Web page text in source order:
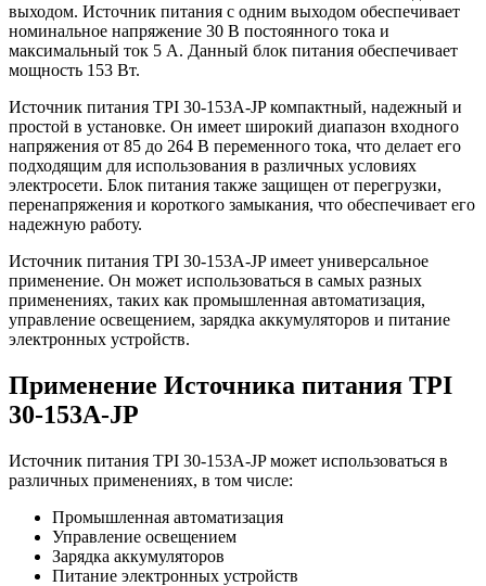
выходом. Источник питания с одним выходом обеспечивает
номинальное напряжение 30 В постоянного тока и
максимальный ток 5 А. Данный блок питания обеспечивает
мощность 153 Вт.
Источник питания TPI 30-153A-JP компактный, надежный и
простой в установке. Он имеет широкий диапазон входного
напряжения от 85 до 264 В переменного тока, что делает его
подходящим для использования в различных условиях
электросети. Блок питания также защищен от перегрузки,
перенапряжения и короткого замыкания, что обеспечивает его
надежную работу.
Источник питания TPI 30-153A-JP имеет универсальное
применение. Он может использоваться в самых разных
применениях, таких как промышленная автоматизация,
управление освещением, зарядка аккумуляторов и питание
электронных устройств.
Применение Источника питания TPI
30-153A-JP
Источник питания TPI 30-153A-JP может использоваться в
различных применениях, в том числе:
Промышленная автоматизация
Управление освещением
Зарядка аккумуляторов
Питание электронных устройств